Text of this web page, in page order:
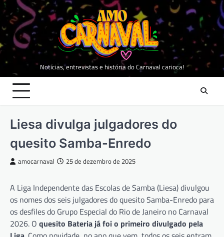
Skip
content
Notícias, entrevistas e história do Carnaval carioca!
Liesa divulga julgadores do
quesito Samba-Enredo
amocarnaval 25 de dezembro de 2025
A Liga Independente das Escolas de Samba (Liesa) divulgou
os nomes dos seis julgadores do quesito Samba-Enredo para
os desfiles do Grupo Especial do Rio de Janeiro no Carnaval
2026. O quesito Bateria já foi o primeiro divulgado pela